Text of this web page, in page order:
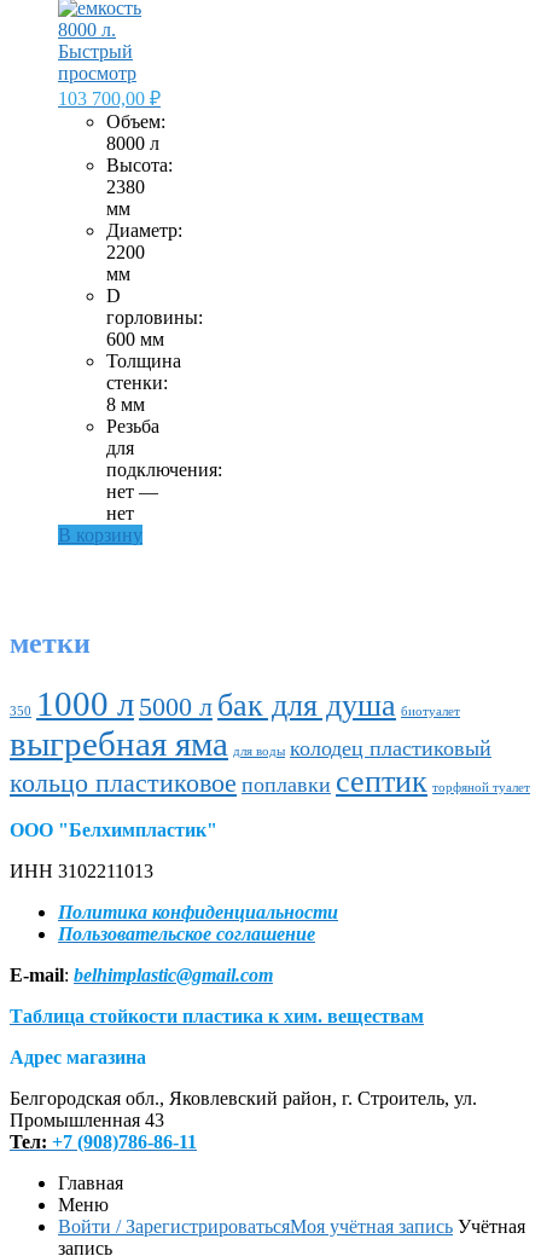
Быстрый
просмотр
103 700,00 ₽
Объем:
8000 л
Высота:
2380
мм
Диаметр:
2200
мм
D
горловины:
600 мм
Толщина
стенки:
8 мм
Резьба
для
подключения:
нет —
нет
В корзину
метки
350 1000 л 5000 л бак для душа биотуалет
выгребная яма для воды колодец пластиковый
кольцо пластиковое поплавки септик торфяной туалет
ООО "Белхимпластик"
ИНН 3102211013
Политика конфиденциальности
Пользовательское соглашение
E-mail: belhimplastic@gmail.com
Таблица стойкости пластика к хим. веществам
Адрес магазина
Белгородская обл., Яковлевский район, г. Строитель, ул.
Промышленная 43
Тел: +7 (908)786-86-11
Главная
Меню
Войти / ЗарегистрироватьсяМоя учётная запись Учётная
запись